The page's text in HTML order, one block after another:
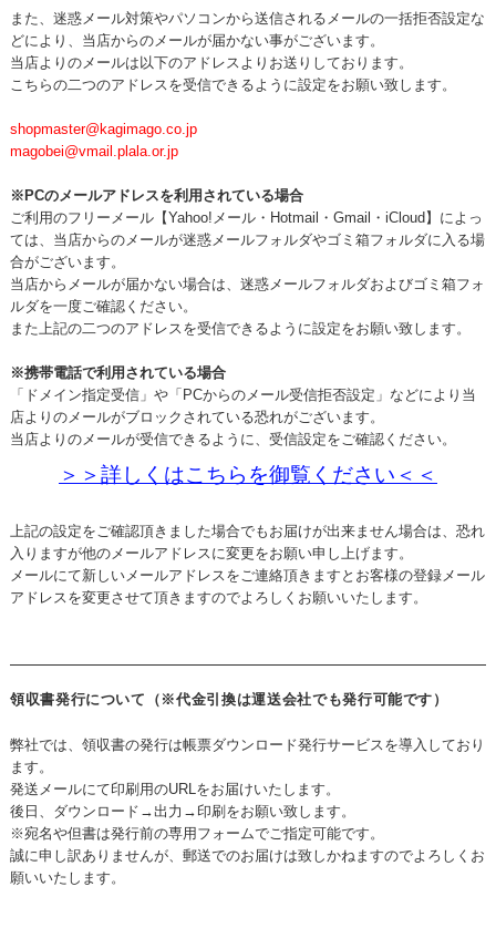
また、迷惑メール対策やパソコンから送信されるメールの一括拒否設定な
どにより、当店からのメールが届かない事がございます。
当店よりのメールは以下のアドレスよりお送りしております。
こちらの二つのアドレスを受信できるように設定をお願い致します。
shopmaster@kagimago.co.jp
magobei@vmail.plala.or.jp
※PCのメールアドレスを利用されている場合
ご利用のフリーメール【Yahoo!メール・Hotmail・Gmail・iCloud】によっ
ては、当店からのメールが迷惑メールフォルダやゴミ箱フォルダに入る場
合がございます。
当店からメールが届かない場合は、迷惑メールフォルダおよびゴミ箱フォ
ルダを一度ご確認ください。
また上記の二つのアドレスを受信できるように設定をお願い致します。
※携帯電話で利用されている場合
「ドメイン指定受信」や「PCからのメール受信拒否設定」などにより当
店よりのメールがブロックされている恐れがございます。
当店よりのメールが受信できるように、受信設定をご確認ください。
＞＞詳しくはこちらを御覧ください＜＜
上記の設定をご確認頂きました場合でもお届けが出来ません場合は、恐れ
入りますが他のメールアドレスに変更をお願い申し上げます。
メールにて新しいメールアドレスをご連絡頂きますとお客様の登録メール
アドレスを変更させて頂きますのでよろしくお願いいたします。
領収書発行について（※代金引換は運送会社でも発行可能です）
弊社では、領収書の発行は帳票ダウンロード発行サービスを導入しており
ます。
発送メールにて印刷用のURLをお届けいたします。
後日、ダウンロード→出力→印刷をお願い致します。
※宛名や但書は発行前の専用フォームでご指定可能です。
誠に申し訳ありませんが、郵送でのお届けは致しかねますのでよろしくお
願いいたします。